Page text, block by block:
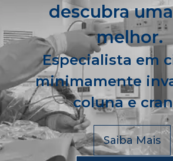
descubra
melhor.
Especialista em
minimamente
coluna e
Saiba Mais